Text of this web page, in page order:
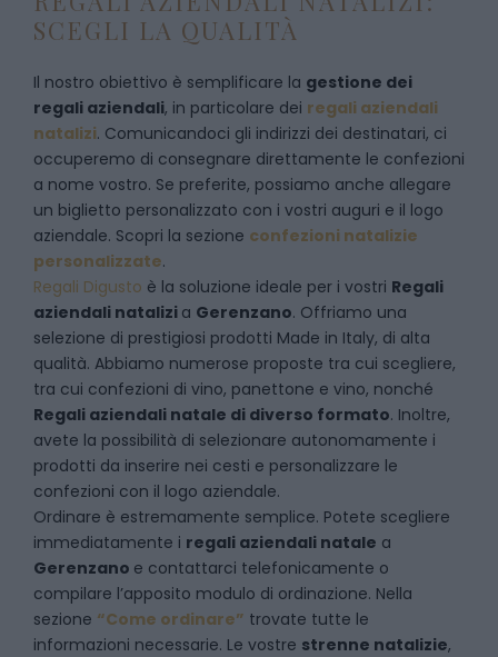
SCEGLI LA QUALITÀ
Il nostro obiettivo è semplificare la gestione dei
regali aziendali, in particolare dei regali aziendali
natalizi. Comunicandoci gli indirizzi dei destinatari, ci
occuperemo di consegnare direttamente le confezioni
a nome vostro. Se preferite, possiamo anche allegare
un biglietto personalizzato con i vostri auguri e il logo
aziendale. Scopri la sezione confezioni natalizie
personalizzate.
Regali Digusto è la soluzione ideale per i vostri Regali
aziendali natalizi a Gerenzano. Offriamo una
selezione di prestigiosi prodotti Made in Italy, di alta
qualità. Abbiamo numerose proposte tra cui scegliere,
tra cui confezioni di vino, panettone e vino, nonché
Regali aziendali natale di diverso formato. Inoltre,
avete la possibilità di selezionare autonomamente i
prodotti da inserire nei cesti e personalizzare le
confezioni con il logo aziendale.
Ordinare è estremamente semplice. Potete scegliere
immediatamente i regali aziendali natale a
Gerenzano e contattarci telefonicamente o
compilare l’apposito modulo di ordinazione. Nella
sezione “Come ordinare” trovate tutte le
informazioni necessarie. Le vostre strenne natalizie,